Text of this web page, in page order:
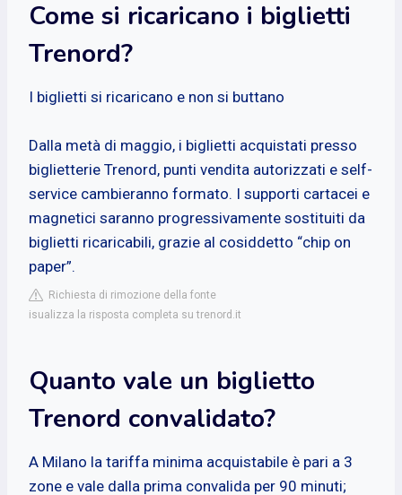
Come si ricaricano i biglietti
Trenord?
I biglietti si ricaricano e non si buttano
Dalla metà di maggio, i biglietti acquistati presso
biglietterie Trenord, punti vendita autorizzati e self-
service cambieranno formato. I supporti cartacei e
magnetici saranno progressivamente sostituiti da
biglietti ricaricabili, grazie al cosiddetto “chip on
paper”.
Richiesta di rimozione della fonte
isualizza la risposta completa su trenord.it
Quanto vale un biglietto
Trenord convalidato?
A Milano la tariffa minima acquistabile è pari a 3
zone e vale dalla prima convalida per 90 minuti;